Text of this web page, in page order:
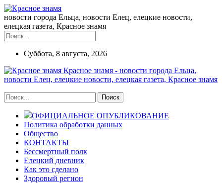
новости города Ельца, новости Елец, елецкие новости,
елецкая газета, Красное знамя
Суббота, 8 августа, 2026
Красное знамя - новости города Ельца,
новости Елец, елецкие новости, елецкая газета, Красное знамя
ОФИЦИАЛЬНОЕ ОПУБЛИКОВАНИЕ
Политика обработки данных
Общество
КОНТАКТЫ
Бессмертный полк
Елецкий дневник
Как это сделано
Здоровый регион